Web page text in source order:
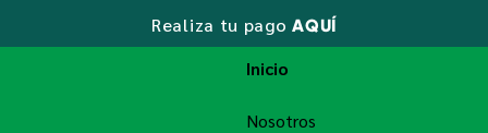
Realiza tu pagoAQUÍ
Inicio
Nosotros